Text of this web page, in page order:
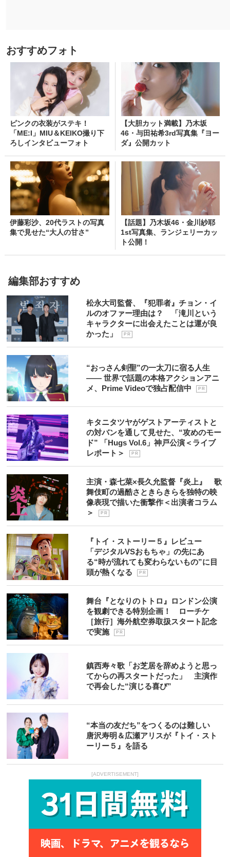
おすすめフォト
ピンクの衣装がステキ！
「ME:I」MIU＆KEIKO撮り下
ろしインタビューフォト
【大胆カット満載】乃木坂
46・与田祐希3rd写真集『ヨー
ダ』公開カット
伊藤彩沙、20代ラストの写真
集で見せた“大人の甘さ”
【話題】乃木坂46・金川紗耶
1st写真集、ランジェリーカッ
ト公開！
編集部おすすめ
松永大司監督、『犯罪者』チョン・イ
ルのオファー理由は？ 「滝川という
キャラクターに出会えたことは運が良
かった」
P R
“おっさん剣聖”の一太刀に宿る人生
―― 世界で話題の本格アクションアニ
メ、Prime Videoで独占配信中
P R
キタニタツヤがゲストアーティストと
の対バンを通して見せた、“攻めのモー
ド” 「Hugs Vol.6」神戸公演＜ライブ
レポート＞
P R
主演・森七菜×長久允監督『炎上』 歌
舞伎町の過酷さときらきらを独特の映
像表現で描いた衝撃作＜出演者コラム
＞
P R
『トイ・ストーリー５』レビュー
「デジタルVSおもちゃ」の先にあ
る“時が流れても変わらないもの”に目
頭が熱くなる
P R
舞台『となりのトトロ』ロンドン公演
を観劇できる特別企画！ ローチケ
［旅行］海外航空券取扱スタート記念
で実施
P R
鎮西寿々歌「お芝居を辞めようと思っ
てからの再スタートだった」 主演作
で再会した“演じる喜び”
“本当の友だち”をつくるのは難しい
唐沢寿明＆広瀬アリスが『トイ・スト
ーリー５』を語る
[ADVERTISEMENT]